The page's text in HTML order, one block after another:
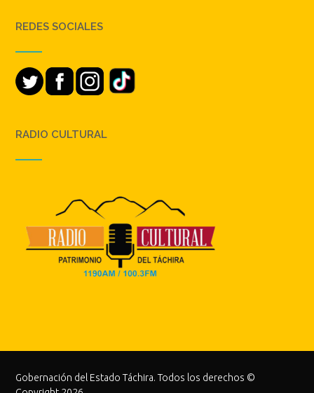
REDES SOCIALES
RADIO CULTURAL
Gobernación del Estado Táchira. Todos los derechos ©